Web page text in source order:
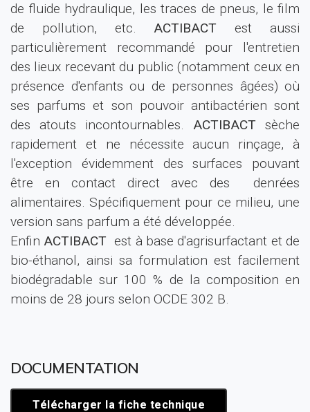
de fluide hydraulique, les traces de pneus, le film
de pollution, etc. ACTIBACT est aussi
particulièrement recommandé pour l'entretien
des lieux recevant du public (notamment ceux en
présence d'enfants ou de personnes âgées) où
ses parfums et son pouvoir antibactérien sont
des atouts incontournables. ACTIBACT sèche
rapidement et ne nécessite aucun rinçage, à
l'exception évidemment des surfaces pouvant
être en contact direct avec des denrées
alimentaires. Spécifiquement pour ce milieu, une
version sans parfum a été développée.
Enfin ACTIBACT est à base d'agrisurfactant et de
bio-éthanol, ainsi sa formulation est facilement
biodégradable sur 100 % de la composition en
moins de 28 jours selon OCDE 302 B.
DOCUMENTATION
Télécharger la fiche technique